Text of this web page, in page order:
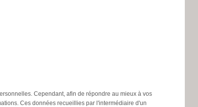
Cependant, afin de répondre au mieux à vos
Ces données recueillies par l'intermédiaire d'un